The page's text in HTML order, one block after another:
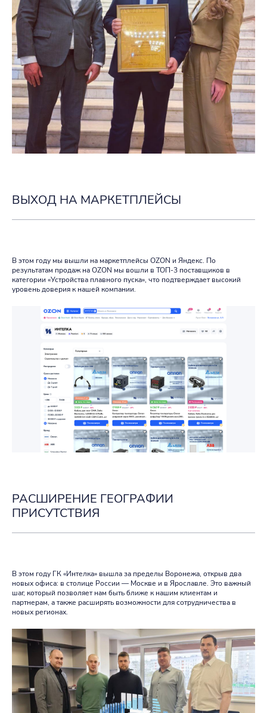
ВЫХОД НА МАРКЕТПЛЕЙСЫ
В этом году мы вышли на маркетплейсы OZON и Яндекс. По
результатам продаж на OZON мы вошли в ТОП-3 поставщиков в
категории «Устройства плавного пуска», что подтверждает высокий
уровень доверия к нашей компании.
РАСШИРЕНИЕ ГЕОГРАФИИ
ПРИСУТСТВИЯ
В этом году ГК «Интелка» вышла за пределы Воронежа, открыв два
новых офиса: в столице России — Москве и в Ярославле. Это важный
шаг, который позволяет нам быть ближе к нашим клиентам и
партнерам, а также расширять возможности для сотрудничества в
новых регионах.